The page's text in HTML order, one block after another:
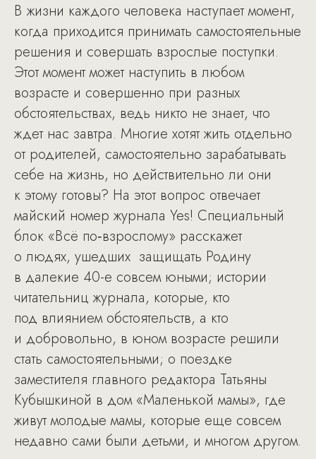
В жизни каждого человека наступает момент,
когда приходится принимать самостоятельные
решения и совершать взрослые поступки.
Этот момент может наступить в любом
возрасте и совершенно при разных
обстоятельствах, ведь никто не знает, что
ждет нас завтра. Многие хотят жить отдельно
от родителей, самостоятельно зарабатывать
себе на жизнь, но действительно ли они
к этому готовы? На этот вопрос отвечает
майский номер журнала Yes! Специальный
блок «Всё по‑взрослому» расскажет
о людях, ушедших защищать Родину
в далекие 40-е совсем юными; истории
читательниц журнала, которые, кто
под влиянием обстоятельств, а кто
и добровольно, в юном возрасте решили
стать самостоятельными; о поездке
заместителя главного редактора Татьяны
Кубышкиной в дом «Маленькой мамы», где
живут молодые мамы, которые еще совсем
недавно сами были детьми, и многом другом.